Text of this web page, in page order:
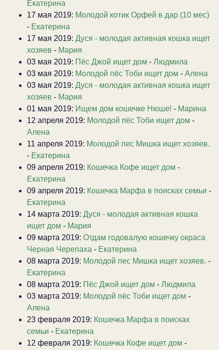
Екатерина
17 мая 2019: Молодой котик Орфей в дар (10 мес)
- Екатерина
17 мая 2019: Дуся - молодая активная кошка ищет
хозяев - Мария
03 мая 2019: Пёс Джой ищет дом - Людмила
03 мая 2019: Молодой пёс Тоби ищет дом - Алена
03 мая 2019: Дуся - молодая активная кошка ищет
хозяев - Мария
01 мая 2019: Ищем дом кошечке Нюше! - Марина
12 апреля 2019: Молодой пёс Тоби ищет дом -
Алена
11 апреля 2019: Молодой пес Мишка ищет хозяев.
- Екатерина
09 апреля 2019: Кошечка Кофе ищет дом -
Екатерина
09 апреля 2019: Кошечка Марфа в поисках семьи -
Екатерина
14 марта 2019: Дуся - молодая активная кошка
ищет дом - Мария
09 марта 2019: Отдам годовалую кошечку окраса
Черная Черепаха - Екатерина
08 марта 2019: Молодой пес Мишка ищет хозяев. -
Екатерина
08 марта 2019: Пёс Джой ищет дом - Людмила
03 марта 2019: Молодой пёс Тоби ищет дом -
Алена
23 февраля 2019: Кошечка Марфа в поисках
семьи - Екатерина
12 февраля 2019: Кошечка Кофе ищет дом -